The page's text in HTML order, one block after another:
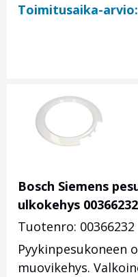
Toimitusaika-
Bosch Siemens
ulkokehys 00366232
Tuotenro: 00366232
Pyykinpesukoneen
muovikehys.